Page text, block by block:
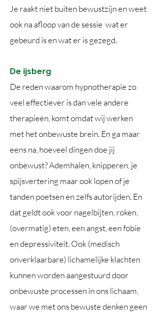
Je raakt niet buiten bewustzijn en weet
ook na afloop van de sessie wat er
gebeurd is en wat er is gezegd.
De ijsberg
De reden waarom hypnotherapie zo
veel effectiever is dan vele andere
therapieën, komt omdat wij werken
met het onbewuste brein. En ga maar
eens na, hoeveel dingen doe jij
onbewust? Ademhalen, knipperen, je
spijsvertering maar ook lopen of je
tanden poetsen en zelfs autorijden. En
dat geldt ook voor nagelbijten, roken,
(overmatig) eten, een angst, een fobie
en depressiviteit. Ook (medisch
onverklaarbare) lichamelijke klachten
kunnen worden aangestuurd door
onbewuste processen in ons lichaam,
waar we met ons bewuste denken geen